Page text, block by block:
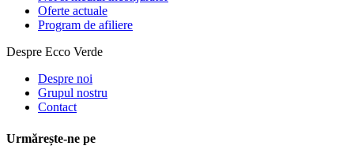
Oferte actuale
Program de afiliere
Despre Ecco Verde
Despre noi
Grupul nostru
Contact
Urmărește-ne pe